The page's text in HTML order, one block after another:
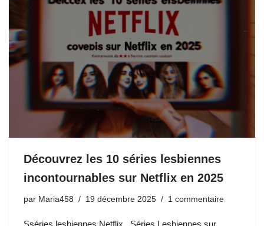
Découvrez les 10 séries lesbiennes
incontournables sur Netflix en 2025
par Maria458 19 décembre 2025 1 commentaire
Sséries lesbiennes Netflix Séries Lesbiennes sur